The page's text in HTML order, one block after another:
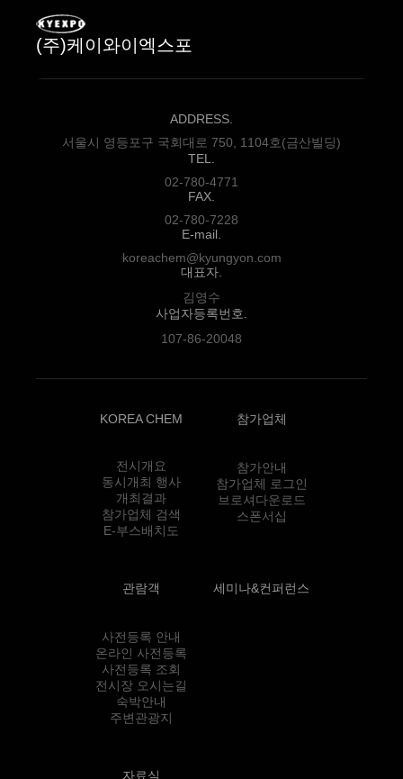
(주)케이와이엑스포
ADDRESS.
서울시 영등포구 국회대로 750, 1104호(금산빌딩)
TEL.
02-780-4771
FAX.
02-780-7228
E-mail.
koreachem@kyungyon.com
대표자.
김영수
사업자등록번호.
107-86-20048
KOREA CHEM
전시개요
동시개최 행사
개최결과
참가업체 검색
E-부스배치도
참가업체
참가안내
참가업체 로그인
브로셔다운로드
스폰서십
관람객
사전등록 안내
온라인 사전등록
사전등록 조회
전시장 오시는길
숙박안내
주변관광지
세미나&컨퍼런스
자료실